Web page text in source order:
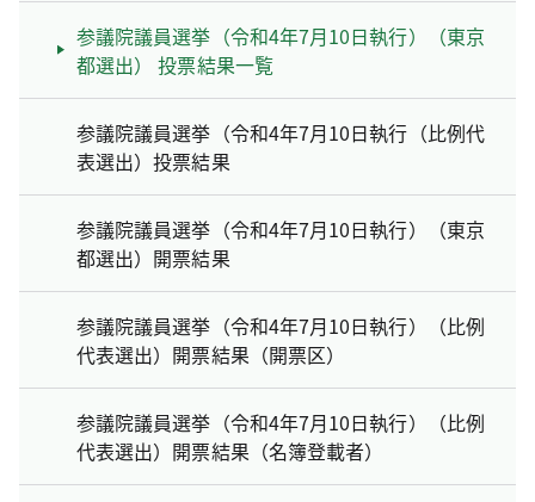
参議院議員選挙（令和4年7月10日執行）（東京
都選出） 投票結果一覧
参議院議員選挙（令和4年7月10日執行（比例代
表選出）投票結果
参議院議員選挙（令和4年7月10日執行）（東京
都選出）開票結果
参議院議員選挙（令和4年7月10日執行）（比例
代表選出）開票結果（開票区）
参議院議員選挙（令和4年7月10日執行）（比例
代表選出）開票結果（名簿登載者）